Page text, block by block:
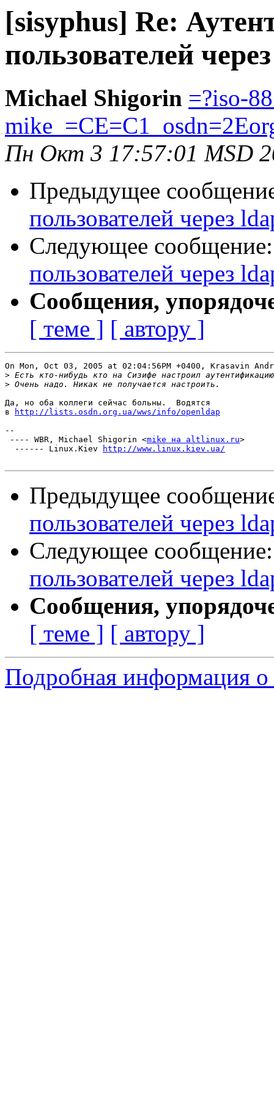
[sisyphus] Re:
пользователей
Michael Shigorin =?iso-
Пн Окт 3 17:57:01 MSD
Предыдущее
пользователей через
Следующее
пользователей через
Сообщения,
[ теме ] [ автору ]
On Mon, Oct 03, 2005 at 02:04:56PM +0400, Krasavin
>
>
Да, но оба коллеги сейчас больны.  Водятся
в
http://lists.osdn.org.ua/wws/info/openldap
--
---- WBR, Michael Shigorin <mike на altlinux.ru>
  ------ Linux.Kiev
http://www.linux.kiev.ua/
Предыдущее
пользователей через
Следующее
пользователей через
Сообщения,
[ теме ] [ автору ]
Подробная информация о